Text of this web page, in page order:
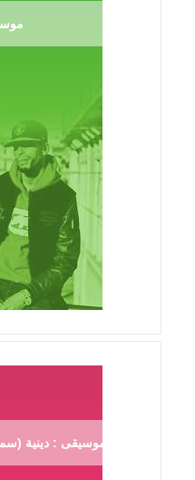
موسيقى : دينية